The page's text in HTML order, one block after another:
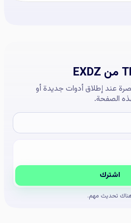
عند إطلاق أدوات جديدة أو
الصفحة.
اشترك
تحديث مهم.